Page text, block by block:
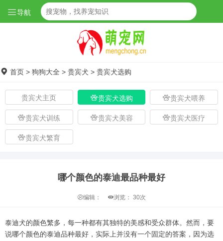
导航
首页 > 狗狗大全 > 贵宾犬 > 贵宾犬选购
贵宾犬主页 贵宾犬选购 贵宾犬喂养
贵宾犬训练 贵宾犬美容 贵宾犬医疗
贵宾犬繁育
哪个颜色的泰迪最品种最好
编辑： 浏览： 30次
泰迪犬的颜色繁多，每一种都有其独特的美感和受众群体。然而，要
说哪个颜色的泰迪品种最好，实际上并没有一个固定的答案，因为选